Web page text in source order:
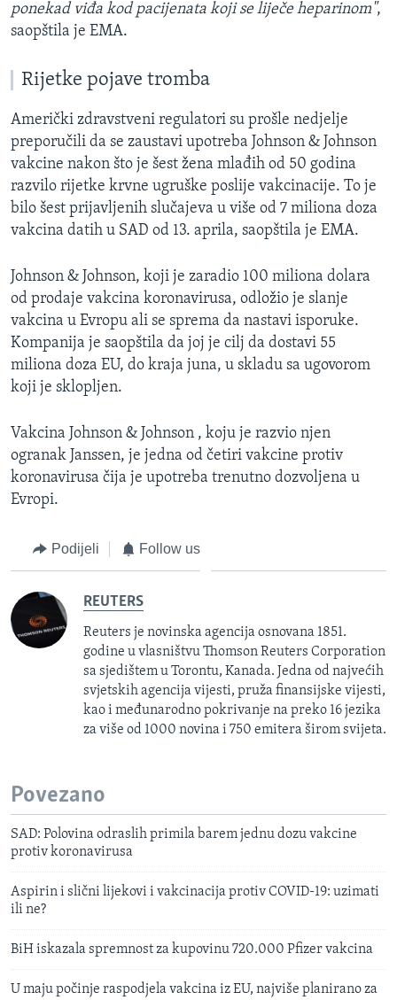
ponekad viđa kod pacijenata koji se liječe heparinom",
saopštila je EMA.
Rijetke pojave tromba
Američki zdravstveni regulatori su prošle nedjelje
preporučili da se zaustavi upotreba Johnson & Johnson
vakcine nakon što je šest žena mlađih od 50 godina
razvilo rijetke krvne ugruške poslije vakcinacije. To je
bilo šest prijavljenih slučajeva u više od 7 miliona doza
vakcina datih u SAD od 13. aprila, saopštila je EMA.
Johnson & Johnson, koji je zaradio 100 miliona dolara
od prodaje vakcina koronavirusa, odložio je slanje
vakcina u Evropu ali se sprema da nastavi isporuke.
Kompanija je saopštila da joj je cilj da dostavi 55
miliona doza EU, do kraja juna, u skladu sa ugovorom
koji je sklopljen.
Vakcina Johnson & Johnson , koju je razvio njen
ogranak Janssen, je jedna od četiri vakcine protiv
koronavirusa čija je upotreba trenutno dozvoljena u
Evropi.
Podijeli Follow us
REUTERS
Reuters je novinska agencija osnovana 1851.
godine u vlasništvu Thomson Reuters Corporation
sa sjedištem u Torontu, Kanada. Jedna od najvećih
svjetskih agencija vijesti, pruža finansijske vijesti,
kao i međunarodno pokrivanje na preko 16 jezika
za više od 1000 novina i 750 emitera širom svijeta.
Povezano
SAD: Polovina odraslih primila barem jednu dozu vakcine
protiv koronavirusa
Aspirin i slični lijekovi i vakcinacija protiv COVID-19: uzimati
ili ne?
BiH iskazala spremnost za kupovinu 720.000 Pfizer vakcina
U maju počinje raspodjela vakcina iz EU, najviše planirano za